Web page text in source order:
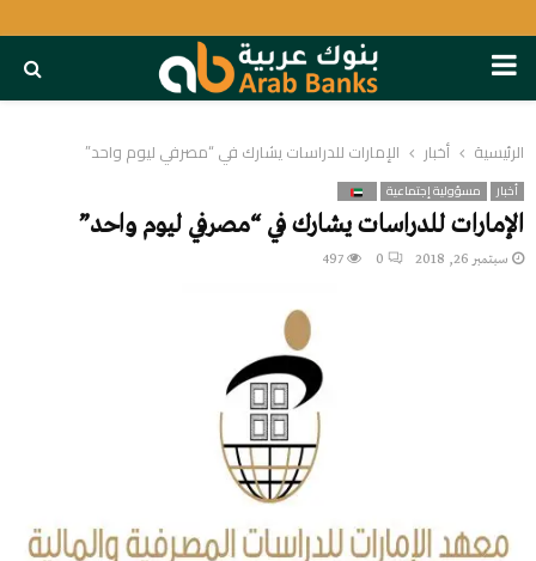
PRIMARY
MENU
الرئيسية أخبار الإمارات للدراسات يشارك في “مصرفي ليوم واحد”
أخبار مسؤولية إجتماعية
الإمارات للدراسات يشارك في “مصرفي ليوم واحد”
سبتمبر 26, 2018 0
497